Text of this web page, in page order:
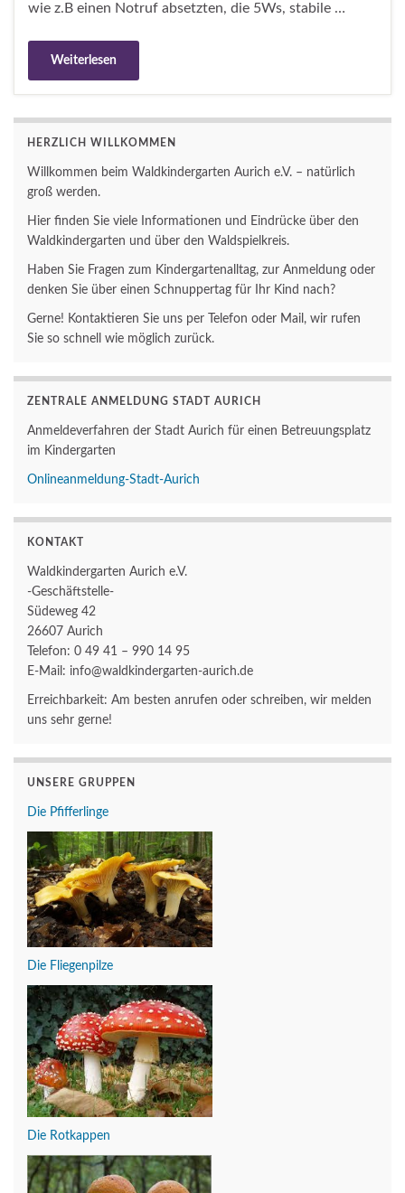
wie z.B einen Notruf absetzten, die 5Ws, stabile …
Weiterlesen
HERZLICH WILLKOMMEN
Willkommen beim Waldkindergarten Aurich e.V. – natürlich
groß werden.
Hier finden Sie viele Informationen und Eindrücke über den
Waldkindergarten und über den Waldspielkreis.
Haben Sie Fragen zum Kindergartenalltag, zur Anmeldung oder
denken Sie über einen Schnuppertag für Ihr Kind nach?
Gerne! Kontaktieren Sie uns per Telefon oder Mail, wir rufen
Sie so schnell wie möglich zurück.
ZENTRALE ANMELDUNG STADT AURICH
Anmeldeverfahren der Stadt Aurich für einen Betreuungsplatz
im Kindergarten
Onlineanmeldung-Stadt-Aurich
KONTAKT
Waldkindergarten Aurich e.V.
-Geschäftstelle-
Südeweg 42
26607 Aurich
Telefon: 0 49 41 – 990 14 95
E-Mail: info@waldkindergarten-aurich.de
Erreichbarkeit: Am besten anrufen oder schreiben, wir melden
uns sehr gerne!
UNSERE GRUPPEN
Die Pfifferlinge
Die Fliegenpilze
Die Rotkappen